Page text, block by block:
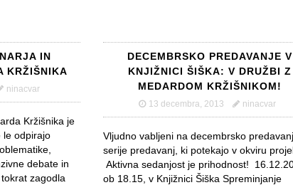
IN
KRŽIŠNIKA
ninacvar
Kržišnika je
le odpirajo
debate in
zagodla
DECEMBRSKO PREDAVANJE V
KNJIŽNICI ŠIŠKA: V DRUŽBI Z
MEDARDOM KRŽIŠNIKOM!
13 decembra, 2013 ninacvar
Vljudno vabljeni na decembrsko
serije predavanj, ki potekajo v okviru
Aktivna sedanjost je prihodnost!
ob 18.15, v Knjižnici Šiška Spreminjanje